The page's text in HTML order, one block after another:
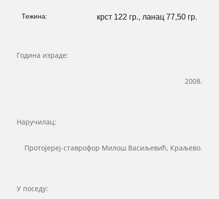
Тежина: крст 122 гр., ланац 77,50 гр.
Година израде:
2008.
Наручилац:
Протојереј-ставрофор Милош Васиљевић, Краљево.
У поседу: